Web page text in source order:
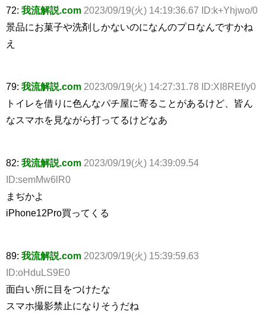
72: 我流解説.com 2023/09/19(火) 14:19:36.67 ID:k+Yhjwo/0
景品にお菓子や洗剤しかないのになんのプロなんですかね
え
79: 我流解説.com 2023/09/19(火) 14:27:31.78 ID:XI8REf/y0
トイレを借りに色んなパチ屋に寄ることがあるけど、皆ん
なスマホを見ながら打ってるけどなあ
82: 我流解説.com 2023/09/19(火) 14:39:09.54
ID:semMw6lR0
まぢかよ
iPhone12Pro買ってくる
89: 我流解説.com 2023/09/19(火) 15:39:59.63
ID:oHduLS9E0
面白い所に目をつけたな
スマホ撮影禁止になりそうだね